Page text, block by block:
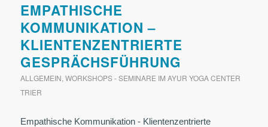
EMPATHISCHE
KOMMUNIKATION –
KLIENTENZENTRIERTE
GESPRÄCHSFÜHRUNG
ALLGEMEIN,WORKSHOPS - SEMINARE IM AYUR YOGA CENTER
TRIER
Empathische Kommunikation - Klientenzentrierte